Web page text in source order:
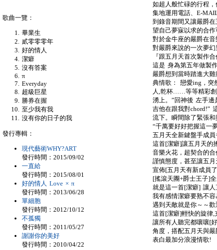
如超人般忙碌的行程
集地運用電話、E-
到錄音期間又讓嚴爵
望自己夢寐以求的合
對於金牛座的嚴爵在
對嚴爵來說的一次夢幻
『跟五月天首次製作合
這是 身為第五年做製
嚴爵想到當時踏進大
典情歌： 戀愛ing，突
人,乾杯……等等精彩創
湧上。”回神後 左手
吉他在跟我對chord!”
流下。瞬間除了緊張
“千萬要好好把握這一
五月天全新鍵盤手成員
這首[潔癖]讓五月天的
音樂火花，超契合的
謹慎態度，甚至讓五
宣佈[五月天有新成員
[搖滾天團+爵士王子]
就是這一首[潔癖] 讓
我有感情潔癖要熟不容
遇到天敵就是你～～
這首[潔癖]輕快的旋律
讓所有人聽完都嚷嚷[
角度，搭配五月天與
表白最加分浪漫情歌!
歌曲一覽：
畢業生
貳零零零年
好的情人
潔癖
沒有答案
π
Everyday
超級巨星
勝券在握
至少我有我
沒有你的日子的我
發行專輯：
現代藝術WHY?ART
發行時間：2015/09/02
一直給
發行時間：2015/08/01
好的情人 Love × π
發行時間：2013/06/28
單細胞
發行時間：2012/10/12
不孤獨
發行時間：2011/05/27
謝謝你的美好
發行時間：2010/04/22